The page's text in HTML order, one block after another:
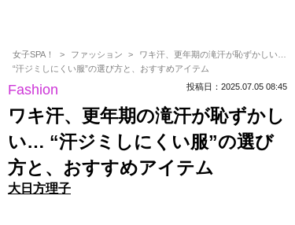
女子SPA！ ファッション
ワキ汗、更年期の滝汗が恥ずかしい…
“汗ジミしにくい服”の選び方と、おすすめアイテム
Fashion 投稿日：2025.07.05 08:45
ワキ汗、更年期の滝汗が恥ずかし
い… “汗ジミしにくい服”の選び
方と、おすすめアイテム
大日方理子